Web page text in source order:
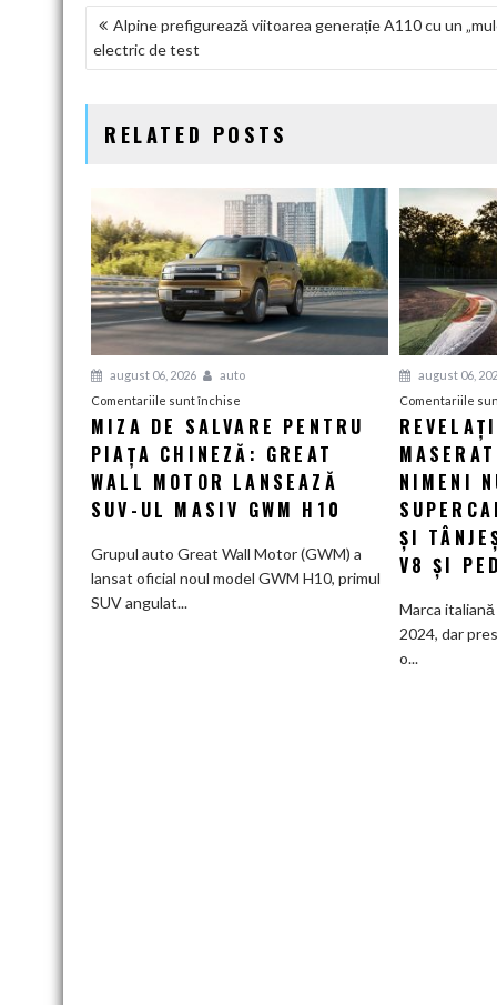
NAVIGARE
ÎN
Alpine prefigurează viitoarea generație A110 cu un
electric de test
RELATED POSTS
august 06, 2026
auto
Comentariile sunt închise
Miza
de
salvare
piața
chineză:
Great
MIZA DE SALVARE PENTRU
PIAȚA CHINEZĂ: GREAT
WALL MOTOR LANSEAZĂ
SUV-UL MASIV GWM H10
Grupul auto Great Wall Motor (GWM) a
lansat oficial noul model GWM H10, primul
SUV angulat...
august 06,
Comentariile
NIMENI
ȘI
V8 ȘI
Marca
2024, dar
o...